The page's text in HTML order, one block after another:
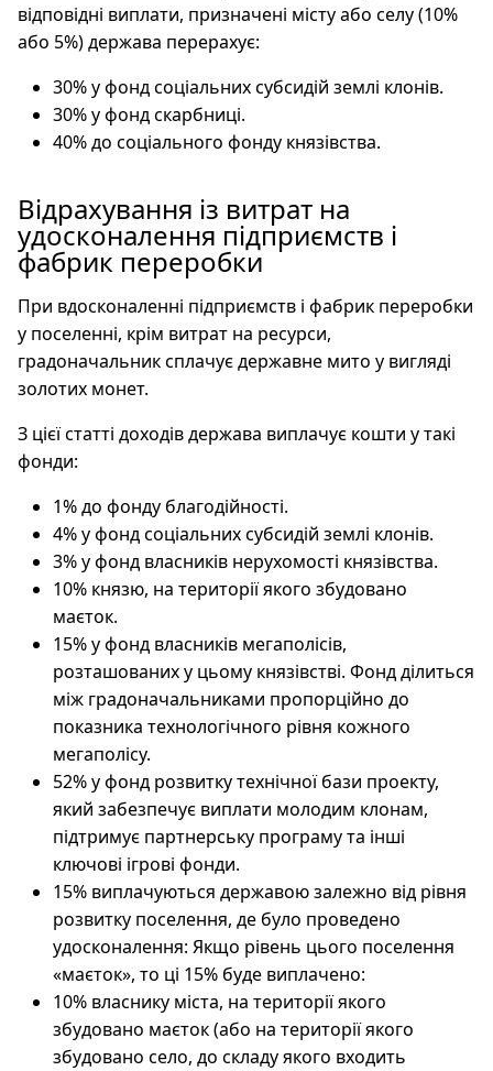
відповідні виплати, призначені місту або селу (10%
або 5%) держава перерахує:
30% у фонд соціальних субсидій землі клонів.
30% у фонд скарбниці.
40% до соціального фонду князівства.
Відрахування із витрат на
удосконалення підприємств і
фабрик переробки
При вдосконаленні підприємств і фабрик переробки
у поселенні, крім витрат на ресурси,
градоначальник сплачує державне мито у вигляді
золотих монет.
З цієї статті доходів держава виплачує кошти у такі
фонди:
1% до фонду благодійності.
4% у фонд соціальних субсидій землі клонів.
3% у фонд власників нерухомості князівства.
10% князю, на території якого збудовано
маєток.
15% у фонд власників мегаполісів,
розташованих у цьому князівстві. Фонд ділиться
між градоначальниками пропорційно до
показника технологічного рівня кожного
мегаполісу.
52% у фонд розвитку технічної бази проекту,
який забезпечує виплати молодим клонам,
підтримує партнерську програму та інші
ключові ігрові фонди.
15% виплачуються державою залежно від рівня
розвитку поселення, де було проведено
удосконалення: Якщо рівень цього поселення
«маєток», то ці 15% буде виплачено:
10% власнику міста, на території якого
збудовано маєток (або на території якого
збудовано село, до складу якого входить